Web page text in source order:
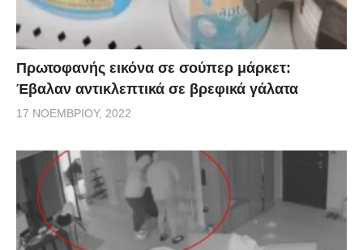
Πρωτοφανής εικόνα σε σούπερ μάρκετ:
Έβαλαν αντικλεπτικά σε βρεφικά γάλατα
17 ΝΟΕΜΒΡΊΟΥ, 2022